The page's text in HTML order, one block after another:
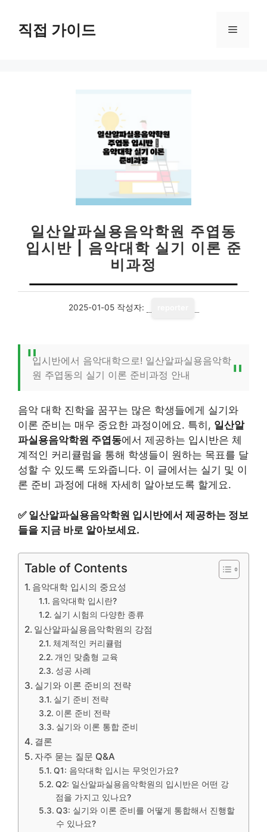
직접 가이드 메
일산알파실용음악학원 주엽동
입시반 | 음악대학 실기 이론 준
비과정
2025-01-05 작성자:
입시반에서 음악대학으로! 일산알파실용음악학
원 주엽동의 실기 이론 준비과정 안내
음악 대학 진학을 꿈꾸는 많은 학생들에게 실기와
이론 준비는 매우 중요한 과정이에요. 특히, 일산알
파실용음악학원 주엽동에서 제공하는 입시반은 체
계적인 커리큘럼을 통해 학생들이 원하는 목표를 달
성할 수 있도록 도와줍니다. 이 글에서는 실기 및 이
론 준비 과정에 대해 자세히 알아보도록 할게요.
✅ 일산알파실용음악학원 입시반에서 제공하는 정보
들을 지금 바로 알아보세요.
Table of Contents
음악대학 입시의 중요성
음악대학 입시란?
실기 시험의 다양한 종류
일산알파실용음악학원의 강점
체계적인 커리큘럼
개인 맞춤형 교육
성공 사례
실기와 이론 준비의 전략
실기 준비 전략
이론 준비 전략
실기와 이론 통합 준비
결론
자주 묻는 질문 Q&A
Q1: 음악대학 입시는 무엇인가요?
Q2: 일산알파실용음악학원의 입시반은 어떤 강
점을 가지고 있나요?
Q3: 실기와 이론 준비를 어떻게 통합해서 진행할
수 있나요?